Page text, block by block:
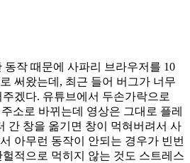
동작 때문에 사파리 브라우저를 10
써왔는데, 최근 들어 버그가 너무
겠다. 유튜브에서 두손가락으로
소로 바뀌는데 영상은 그대로 플레
간 창을 옮기면 창이 먹혀버려서 사
아무런 동작이 안되는 경우가 빈번
적으로 먹히지 않는 것도 스트레스